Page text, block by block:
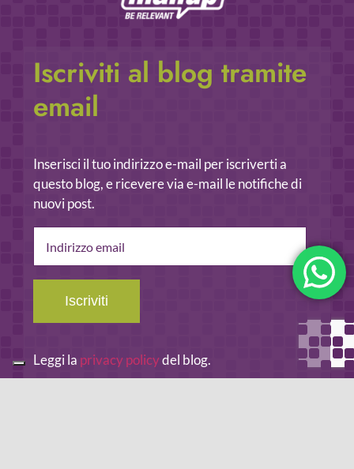
Iscriviti al blog tramite
email
Inserisci il tuo indirizzo e-mail per iscriverti a
questo blog, e ricevere via e-mail le notifiche di
nuovi post.
email
Iscriviti
Leggi la privacy policydel blog.